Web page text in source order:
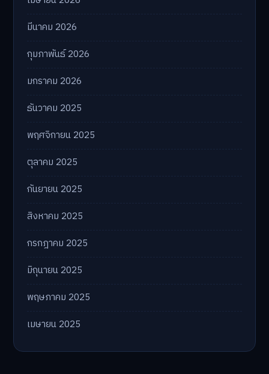
มีนาคม 2026
กุมภาพันธ์ 2026
มกราคม 2026
ธันวาคม 2025
พฤศจิกายน 2025
ตุลาคม 2025
กันยายน 2025
สิงหาคม 2025
กรกฎาคม 2025
มิถุนายน 2025
พฤษภาคม 2025
เมษายน 2025